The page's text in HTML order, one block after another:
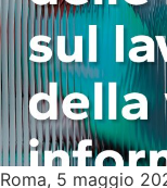
Roma, 5 maggio